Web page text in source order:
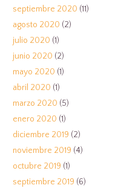
septiembre 2020 (11)
agosto 2020 (2)
julio 2020 (1)
junio 2020 (2)
mayo 2020 (1)
abril 2020 (1)
marzo 2020 (5)
enero 2020 (1)
diciembre 2019 (2)
noviembre 2019 (4)
octubre 2019 (1)
septiembre 2019 (6)